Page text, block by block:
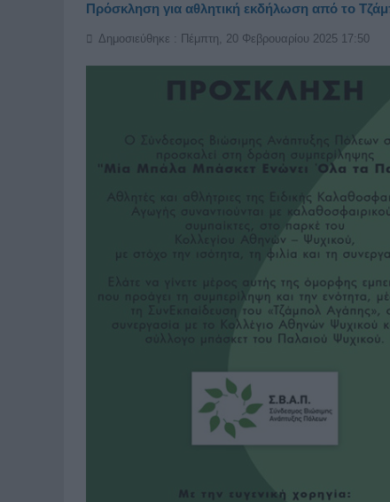
Πρόσκληση για αθλητική εκδήλωση από το
Δημοσιεύθηκε : Πέμπτη, 20 Φεβρουαρίου 2025 17:50